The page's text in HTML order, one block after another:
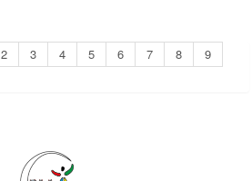
2 3 4 5 6 7 8
9